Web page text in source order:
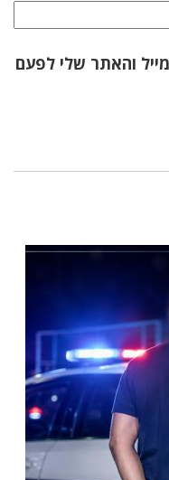
והאתר שלי לפעם